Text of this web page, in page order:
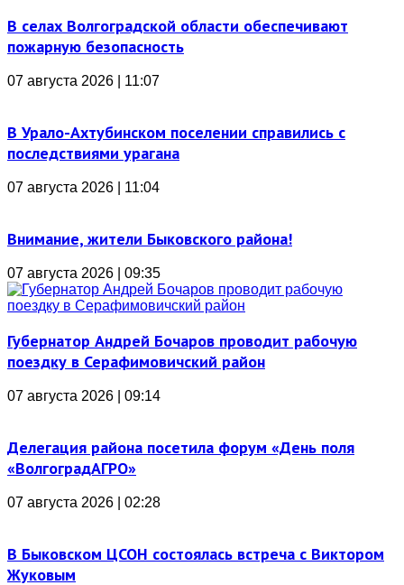
В селах Волгоградской области обеспечивают
пожарную безопасность
07 августа 2026 | 11:07
В Урало-Ахтубинском поселении справились с
последствиями урагана
07 августа 2026 | 11:04
Внимание, жители Быковского района!
07 августа 2026 | 09:35
Губернатор Андрей Бочаров проводит рабочую
поездку в Серафимовичский район
07 августа 2026 | 09:14
Делегация района посетила форум «День поля
«ВолгоградАГРО»
07 августа 2026 | 02:28
В Быковском ЦСОН состоялась встреча с Виктором
Жуковым